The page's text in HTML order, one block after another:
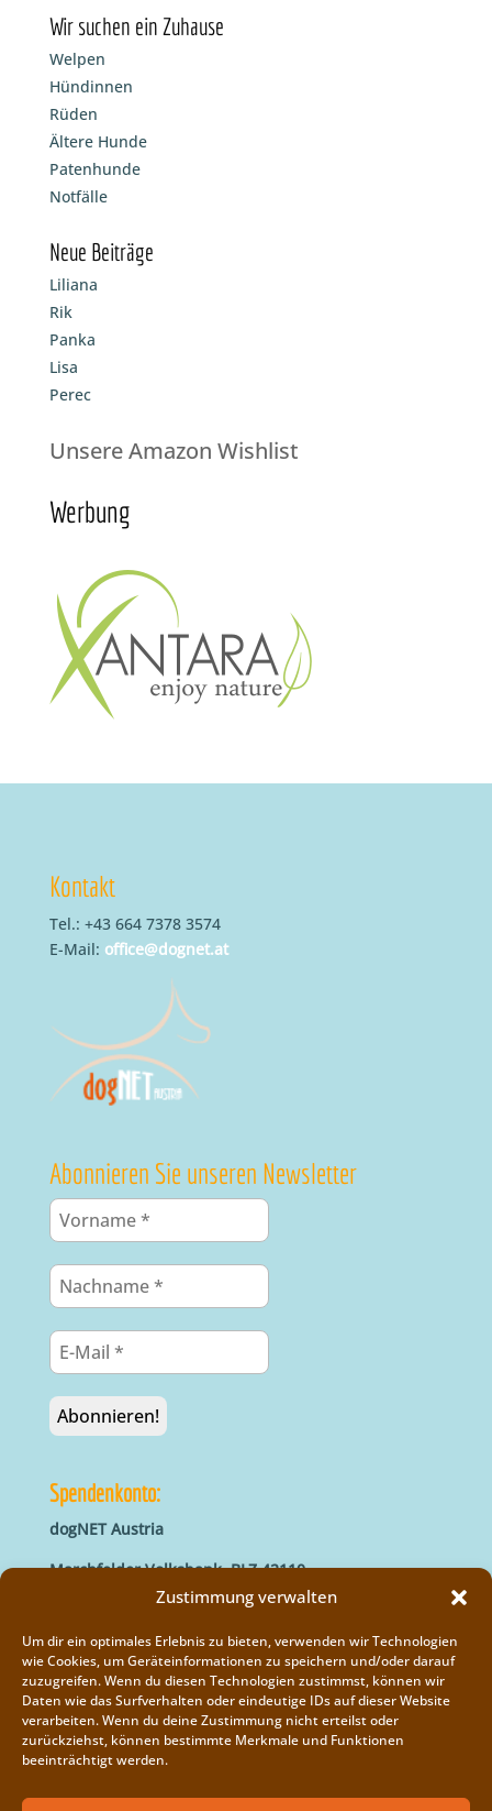
Zustimmung verwalten
Um dir ein optimales Erlebnis zu bieten, verwenden wir Technologien
wie Cookies, um Geräteinformationen zu speichern und/oder darauf
zuzugreifen. Wenn du diesen Technologien zustimmst, können wir
Daten wie das Surfverhalten oder eindeutige IDs auf dieser Website
verarbeiten. Wenn du deine Zustimmung nicht erteilst oder
zurückziehst, können bestimmte Merkmale und Funktionen
beeinträchtigt werden.
Wir suchen ein Zuhause
Welpen
Hündinnen
Rüden
Ältere Hunde
Patenhunde
Notfälle
Neue Beiträge
Liliana
Rik
Panka
Lisa
Perec
Unsere Amazon Wishlist
Werbung
Kontakt
Tel.: +43 664 7378 3574
E-Mail: office@dognet.at
Abonnieren Sie unseren Newsletter
Spendenkonto:
dogNET Austria
Marchfelder Volksbank, BLZ 42110
IBAN: AT66 4211 0421 5000 0000